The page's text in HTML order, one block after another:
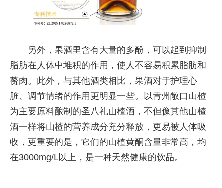
另外，果酒里含有大量的多酚，可以起到抑制
脂肪在人体中堆积的作用，使人不容易积累脂肪和
赘肉。此外，与其他酒类相比，果酒对于护理心
脏、调节情绪的作用更明显一些。以青州敞口山楂
为主要原料酿制的圣八礼山楂酒，不但像其他山楂
酒一样将山楂的营养成分充分释放，更易被人体吸
收，更重要的是，它们的山楂黄酮含量非常高，均
在3000mg/L以上，是一种天然健康的饮品。